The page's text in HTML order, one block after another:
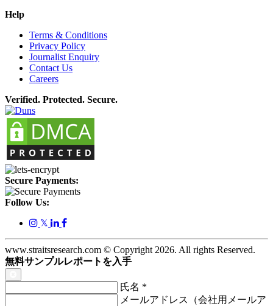
Help
Terms & Conditions
Privacy Policy
Journalist Enquiry
Contact Us
Careers
Verified. Protected. Secure.
Secure Payments:
Follow Us:
𝕏
www.straitsresearch.com © Copyright 2026. All rights Reserved.
無料サンプルレポートを入手
氏名 *
メールアドレス（会社用メールア